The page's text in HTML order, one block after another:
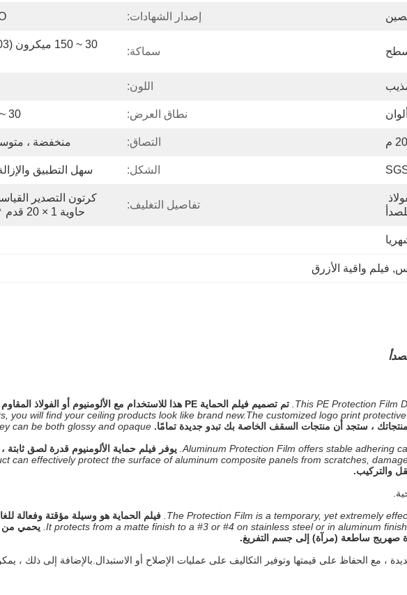
إصدار الشهادات:
سماكة:
اللون:
نطاق العرض: 30 ~ 1240 ملم
التصاق: منخفضة ،
الشكل: سهل التطبيق
تفاصيل التغليف:
حاوية 1 × 20 قدم 195000㎡.
, فيلم واقية الأزرق
This PE Protection Film تم تصميم فيلم الحماية PE هذا للاستخدام مع الألومنيوم أو الفولاذ المقاوم للصدأ أو المعادن المطلية.
you will find your ceiling products look like brand new.The customized logo print
can be both glossy and opaque.
Aluminum Protection Film offers stable adhering يوفر فيلم حماية الألومنيوم قدرة لصق ثابتة
can effectively protect the surface of aluminum composite panels from scratches,
والتركيب.
The Protection Film is a temporary, yet extremely فيلم الحماية هو وسيلة مؤقتة وفعالة
It protects from a matte finish to a #3 or #4 on stainless steel or in aluminum
، مع الحفاظ على قيمتها وتوفير التكاليف على عمليات الإصلاح أو الاستبدال.